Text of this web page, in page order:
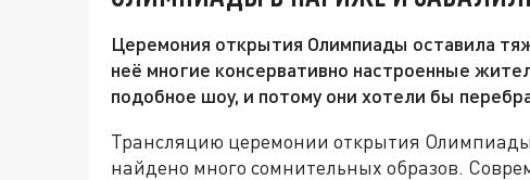
Церемония открытия Олимпиады оставила
неё многие консервативно настроенные
подобное шоу, и потому они хотели бы
Трансляцию церемонии открытия
найдено много сомнительных образов.